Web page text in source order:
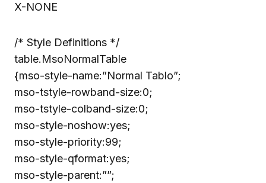
X-NONE
/* Style Definitions */
table.MsoNormalTable
{mso-style-name:”Normal Tablo”;
mso-tstyle-rowband-size:0;
mso-tstyle-colband-size:0;
mso-style-noshow:yes;
mso-style-priority:99;
mso-style-qformat:yes;
mso-style-parent:””;